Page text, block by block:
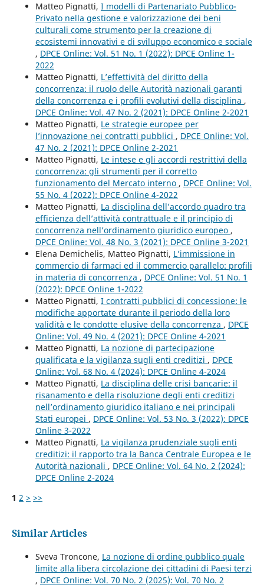
Matteo Pignatti, I modelli di Partenariato Pubblico-
Privato nella gestione e valorizzazione dei beni
culturali come strumento per la creazione di
ecosistemi innovativi e di sviluppo economico e sociale
, DPCE Online: Vol. 51 No. 1 (2022): DPCE Online 1-
2022
Matteo Pignatti, L’effettività del diritto della
concorrenza: il ruolo delle Autorità nazionali garanti
della concorrenza e i profili evolutivi della disciplina ,
DPCE Online: Vol. 47 No. 2 (2021): DPCE Online 2-2021
Matteo Pignatti, Le strategie europee per
l’innovazione nei contratti pubblici , DPCE Online: Vol.
47 No. 2 (2021): DPCE Online 2-2021
Matteo Pignatti, Le intese e gli accordi restrittivi della
concorrenza: gli strumenti per il corretto
funzionamento del Mercato interno , DPCE Online: Vol.
55 No. 4 (2022): DPCE Online 4-2022
Matteo Pignatti, La disciplina dell’accordo quadro tra
efficienza dell’attività contrattuale e il principio di
concorrenza nell’ordinamento giuridico europeo ,
DPCE Online: Vol. 48 No. 3 (2021): DPCE Online 3-2021
Elena Demichelis, Matteo Pignatti, L’immissione in
commercio di farmaci ed il commercio parallelo: profili
in materia di concorrenza , DPCE Online: Vol. 51 No. 1
(2022): DPCE Online 1-2022
Matteo Pignatti, I contratti pubblici di concessione: le
modifiche apportate durante il periodo della loro
validità e le condotte elusive della concorrenza , DPCE
Online: Vol. 49 No. 4 (2021): DPCE Online 4-2021
Matteo Pignatti, La nozione di partecipazione
qualificata e la vigilanza sugli enti creditizi , DPCE
Online: Vol. 68 No. 4 (2024): DPCE Online 4-2024
Matteo Pignatti, La disciplina delle crisi bancarie: il
risanamento e della risoluzione degli enti creditizi
nell’ordinamento giuridico italiano e nei principali
Stati europei , DPCE Online: Vol. 53 No. 3 (2022): DPCE
Online 3-2022
Matteo Pignatti, La vigilanza prudenziale sugli enti
creditizi: il rapporto tra la Banca Centrale Europea e le
Autorità nazionali , DPCE Online: Vol. 64 No. 2 (2024):
DPCE Online 2-2024
1 2 > >>
Similar Articles
Sveva Troncone, La nozione di ordine pubblico quale
limite alla libera circolazione dei cittadini di Paesi terzi
, DPCE Online: Vol. 70 No. 2 (2025): Vol. 70 No. 2